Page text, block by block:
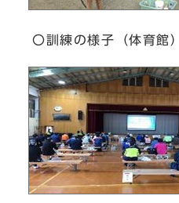
〇訓練の様子（体育館）